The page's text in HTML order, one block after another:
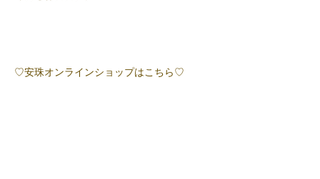
♡安珠オンラインショップはこちら♡